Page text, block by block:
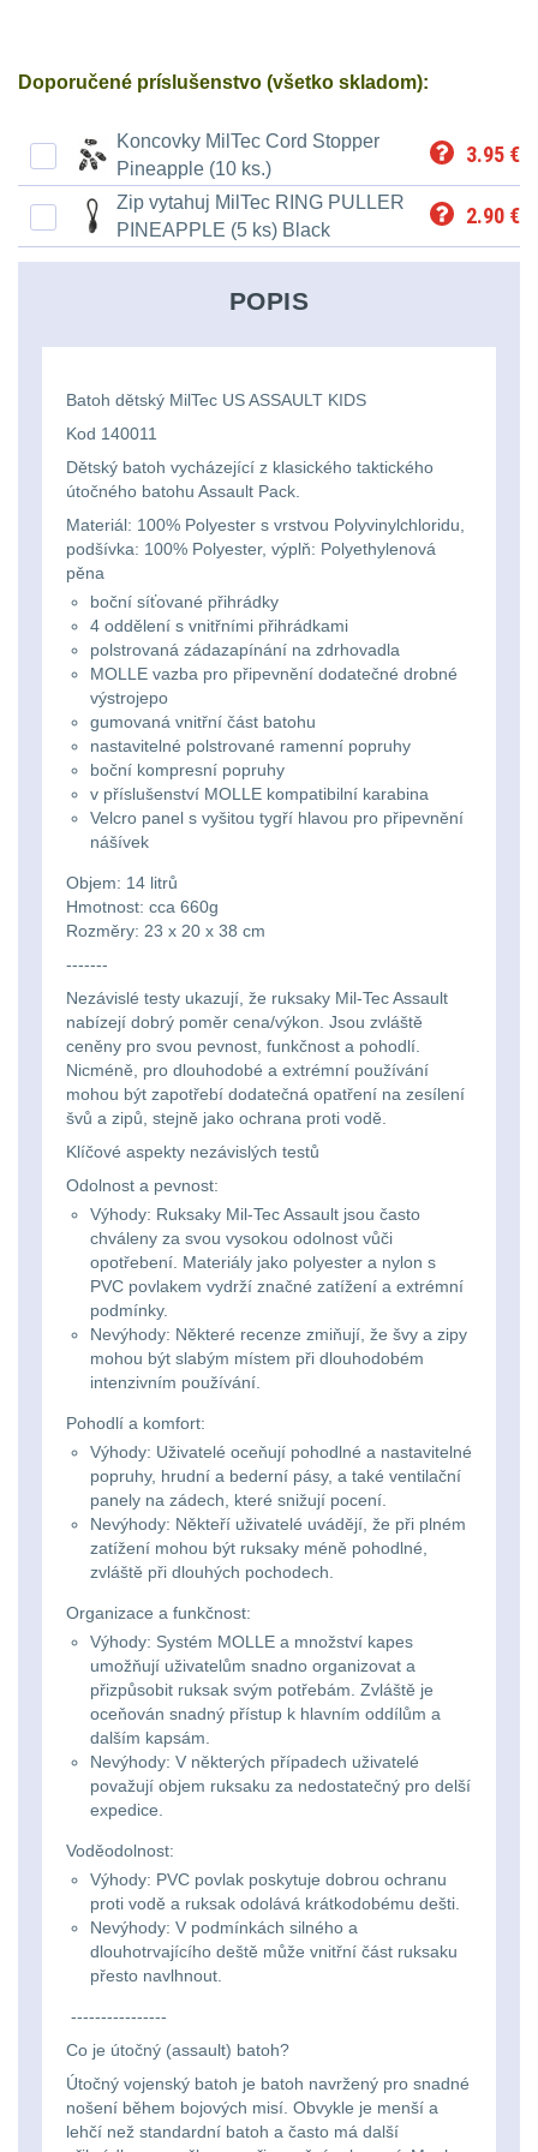
21700
baterie
Svítilny
pro
pro
CR123A
nebo
16340
baterie
Čelové
svetlá
Taktické
svietidlá
Lucerny
kempingové
lampy
Potápačské
svetlá
Kapesní
svítilny
Policejní
svítilny
Vyhledávací
svítilny
Lovecké
svítilny
Nabíjacie
baterky
Svietidlá
magnetom
Svietidlá
CRI≥90
Laserové
Doplňky
batohům
Laserové značkovače9
Držiaky a
príslušenstvo34
14500 / AA / AAA
16340 a CR1231
Nabíjačky9
Náhradné diely7
BATOHY A TAŠKY
Turistické a expediční38
Městské batohy41
Batohy216
Méně než 10 L
10 - 20 L26
20 - 30 L103
Nad 30 L74
Batohy přes rameno
Cestovní batohy a
Dětské batohy3
Brašne a tašky45
Ledvinky60
Duffle bagy25
Přepravne tašky na
zbraně39
Hydratační vaky10
Pouzdra a Kapsy 614
Organizéry
Na opasek136
Na láhev43
Odhazováky39
Doporučené príslušenstvo (všetko skladom):
Koncovky MilTec Cord Stopper
Pineapple (10 ks.)
3.95 €
Zip vytahuj MilTec RING PULLER
PINEAPPLE (5 ks) Black
2.90 €
POPIS
Batoh dětský MilTec US ASSAULT KIDS
Kod 140011
Dětský batoh vycházející z klasického taktického
útočného batohu Assault Pack.
Materiál: 100% Polyester s vrstvou Polyvinylchloridu,
podšívka: 100% Polyester, výplň: Polyethylenová
pěna
boční síťované přihrádky
4 oddělení s vnitřními přihrádkami
polstrovaná zádazapínání na zdrhovadla
MOLLE vazba pro připevnění dodatečné drobné
výstrojepo
gumovaná vnitřní část batohu
nastavitelné polstrované ramenní popruhy
boční kompresní popruhy
v příslušenství MOLLE kompatibilní karabina
Velcro panel s vyšitou tygří hlavou pro připevnění
nášívek
Objem: 14 litrů
Hmotnost: cca 660g
Rozměry: 23 x 20 x 38 cm
-------
Nezávislé testy ukazují, že ruksaky Mil-Tec Assault
nabízejí dobrý poměr cena/výkon. Jsou zvláště
ceněny pro svou pevnost, funkčnost a pohodlí.
Nicméně, pro dlouhodobé a extrémní používání
mohou být zapotřebí dodatečná opatření na zesílení
švů a zipů, stejně jako ochrana proti vodě.
Klíčové aspekty nezávislých testů
Odolnost a pevnost:
Výhody: Ruksaky Mil-Tec Assault jsou často
chváleny za svou vysokou odolnost vůči
opotřebení. Materiály jako polyester a nylon s
PVC povlakem vydrží značné zatížení a extrémní
podmínky.
Nevýhody: Některé recenze zmiňují, že švy a zipy
mohou být slabým místem při dlouhodobém
intenzivním používání.
Pohodlí a komfort:
Výhody: Uživatelé oceňují pohodlné a nastavitelné
popruhy, hrudní a bederní pásy, a také ventilační
panely na zádech, které snižují pocení.
Nevýhody: Někteří uživatelé uvádějí, že při plném
zatížení mohou být ruksaky méně pohodlné,
zvláště při dlouhých pochodech.
Organizace a funkčnost:
Výhody: Systém MOLLE a množství kapes
umožňují uživatelům snadno organizovat a
přizpůsobit ruksak svým potřebám. Zvláště je
oceňován snadný přístup k hlavním oddílům a
dalším kapsám.
Nevýhody: V některých případech uživatelé
považují objem ruksaku za nedostatečný pro delší
expedice.
Voděodolnost:
Výhody: PVC povlak poskytuje dobrou ochranu
proti vodě a ruksak odolává krátkodobému dešti.
Nevýhody: V podmínkách silného a
dlouhotrvajícího deště může vnitřní část ruksaku
přesto navlhnout.
----------------
Co je útočný (assault) batoh?
Útočný vojenský batoh je batoh navržený pro snadné
nošení během bojových misí. Obvykle je menší a
lehčí než standardní batoh a často má další